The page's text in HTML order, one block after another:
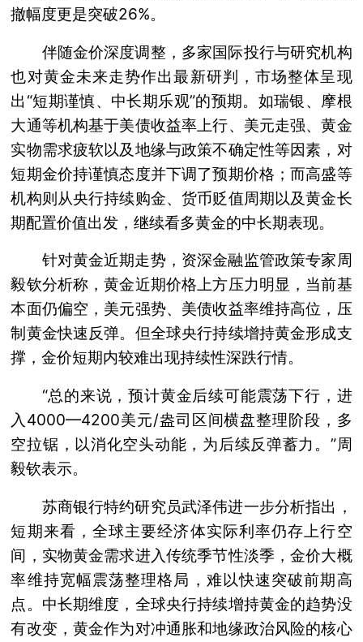
撤幅度更是突破26%。
伴随金价深度调整，多家国际投行与研究机构
也对黄金未来走势作出最新研判，市场整体呈现
出“短期谨慎、中长期乐观”的预期。如瑞银、摩根
大通等机构基于美债收益率上行、美元走强、黄金
实物需求疲软以及地缘与政策不确定性等因素，对
短期金价持谨慎态度并下调了预期价格；而高盛等
机构则从央行持续购金、货币贬值周期以及黄金长
期配置价值出发，继续看多黄金的中长期表现。
针对黄金近期走势，资深金融监管政策专家周
毅钦分析称，黄金近期价格上方压力明显，当前基
本面仍偏空，美元强势、美债收益率维持高位，压
制黄金快速反弹。但全球央行持续增持黄金形成支
撑，金价短期内较难出现持续性深跌行情。
“总的来说，预计黄金后续可能震荡下行，进
入4000—4200美元/盎司区间横盘整理阶段，多
空拉锯，以消化空头动能，为后续反弹蓄力。”周
毅钦表示。
苏商银行特约研究员武泽伟进一步分析指出，
短期来看，全球主要经济体实际利率仍存上行空
间，实物黄金需求进入传统季节性淡季，金价大概
率维持宽幅震荡整理格局，难以快速突破前期高
点。中长期维度，全球央行持续增持黄金的趋势没
有改变，黄金作为对冲通胀和地缘政治风险的核心